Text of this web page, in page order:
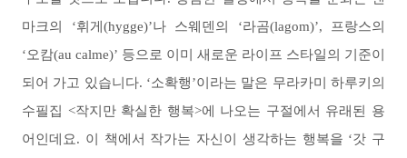
마크의 ‘휘게(hygge)’나 스웨덴의 ‘라곰(lagom)’, 프랑스의
‘오캄(au calme)’ 등으로 이미 새로운 라이프 스타일의 기준이
되어 가고 있습니다. ‘소확행’이라는 말은 무라카미 하루키의
수필집 <작지만 확실한 행복>에 나오는 구절에서 유래된 용
어인데요. 이 책에서 작가는 자신이 생각하는 행복을 ‘갓 구